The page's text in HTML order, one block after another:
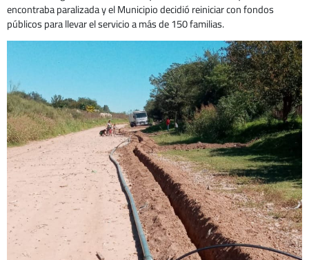
encontraba paralizada y el Municipio decidió reiniciar con fondos
públicos para llevar el servicio a más de 150 familias.